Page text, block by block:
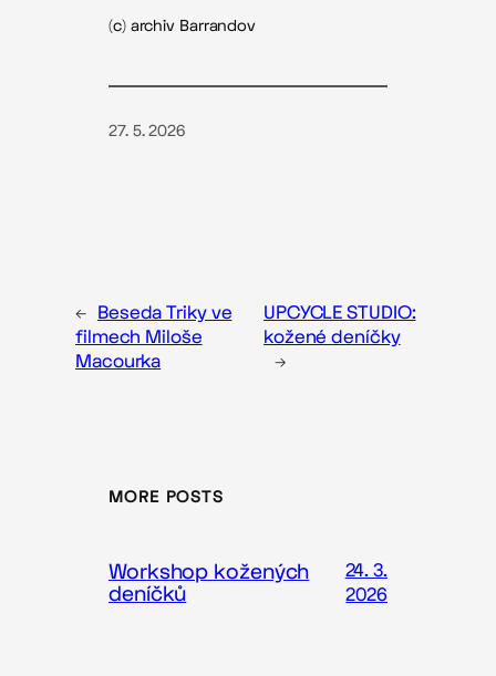
(c) archiv Barrandov
27. 5. 2026
← Beseda Triky ve
filmech Miloše
Macourka
UPCYCLE STUDIO:
kožené deníčky
→
MORE POSTS
Workshop kožených
deníčků
24. 3.
2026